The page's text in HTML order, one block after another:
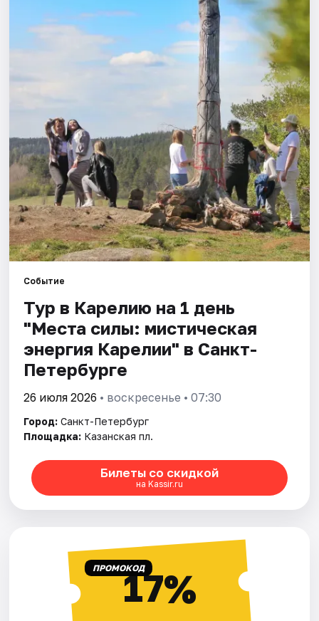
Рейтинги
Событие
Тур в Карелию на 1 день
"Места силы: мистическая
энергия Карелии" в Санкт-
Петербурге
26 июля 2026 • воскресенье • 07:30
Город: Санкт-Петербург
Площадка: Казанская пл.
Билеты со скидкой
на Kassir.ru
ПРОМОКОД17%